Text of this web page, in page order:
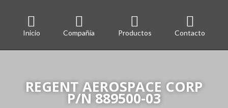

Inicio

Compañía

Productos

Contacto
REGENT AEROSPACE CORP
P/N 889500-03